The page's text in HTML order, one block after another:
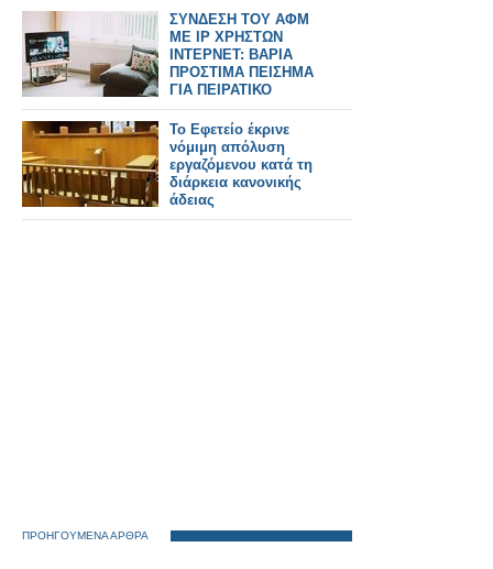
ΣΥΝΔΕΣΗ ΤΟΥ ΑΦΜ
ΜΕ IP ΧΡΗΣΤΩΝ
ΙΝΤΕΡΝΕΤ: ΒΑΡΙΑ
ΠΡΟΣΤΙΜΑ ΠΕΙΣΗΜΑ
ΓΙΑ ΠΕΙΡΑΤΙΚΟ
ΠΕΡΙΕΧΟΜΕΝΟ
To Εφετείο έκρινε
νόμιμη απόλυση
εργαζόμενου κατά τη
διάρκεια κανονικής
άδειας
ΠΡΟΗΓΟΥΜΕΝΑ ΑΡΘΡΑ